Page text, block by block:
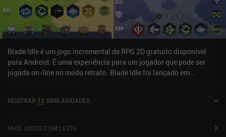
antigo e um jogo ocioso moderno, não é para todos.
Provavelmente, você o amará ou o odiará. O Corah é monetizado
por meio de iAPs para progredir mais rapidamente e por uma
assinatura mensal de US$ 5,99 que nos permite guardar mais
poções, atacar 150 vezes sem precisar tocar novamente e
combinar itens mais rapidamente. As compras não são
necessárias, mas as poções extras tornam a jogabilidade muito
mais confortável.
Blade Idle é um jogo incremental de RPG 2D gratuito disponível
para Android. É uma experiência para um jogador que pode ser
jogada on-line no modo retrato. Blade Idle foi lançado em
MOSTRAR 13 SIMILARIDADES
MAIS JOGOS COMO ESTE